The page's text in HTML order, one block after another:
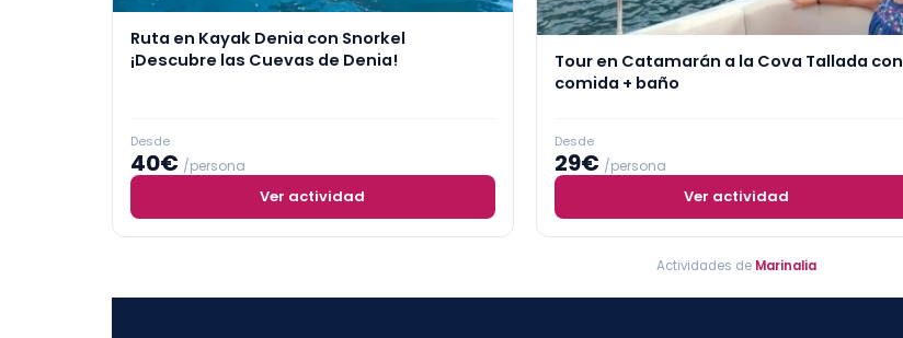
Ruta en Kayak Denia con Snorkel
¡Descubre las Cuevas de Denia!
Desde
40€ /persona
Ver actividad
Tour en Catamarán a la Cova Tallada con
comida + baño
Desde
29€ /persona
Ver actividad
Actividades de Marinalia